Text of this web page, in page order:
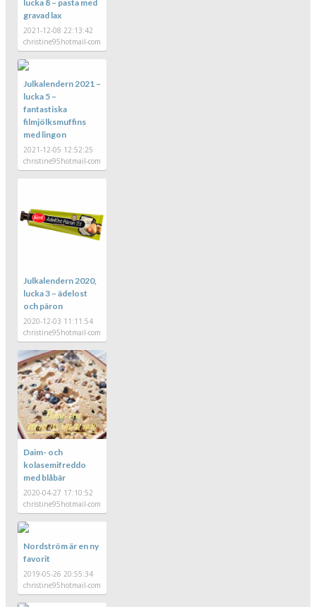
lucka 8 – pasta med
gravad lax
2021-12-08 22:13:42
christine95hotmail-com
Julkalendern 2021 –
lucka 5 –
fantastiska
filmjölksmuffins
med lingon
2021-12-05 12:52:25
christine95hotmail-com
Julkalendern 2020,
lucka 3 – ädelost
och päron
2020-12-03 11:11:54
christine95hotmail-com
Daim- och
kolasemifreddo
med blåbär
2020-04-27 17:10:52
christine95hotmail-com
Nordström är en ny
favorit
2019-05-26 20:55:34
christine95hotmail-com